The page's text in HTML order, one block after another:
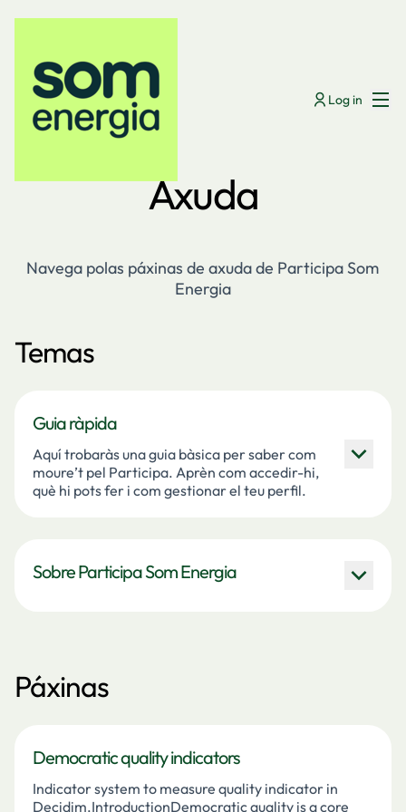
Log in
Axuda
Navega polas páxinas de axuda de Participa Som
Energia
Temas
Guia ràpida
Aquí trobaràs una guia bàsica per saber com
moure’t pel Participa. Aprèn com accedir-hi,
què hi pots fer i com gestionar el teu perfil.
Sobre Participa Som Energia
Páxinas
Democratic quality indicators
Indicator system to measure quality indicator in
Decidim.IntroductionDemocratic quality is a core